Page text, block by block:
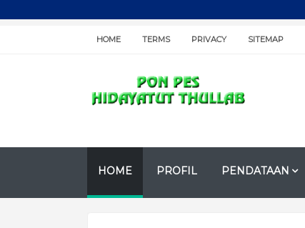
HOME TERMS PRIVACY SITEMAP
HOME PROFIL PENDATAAN